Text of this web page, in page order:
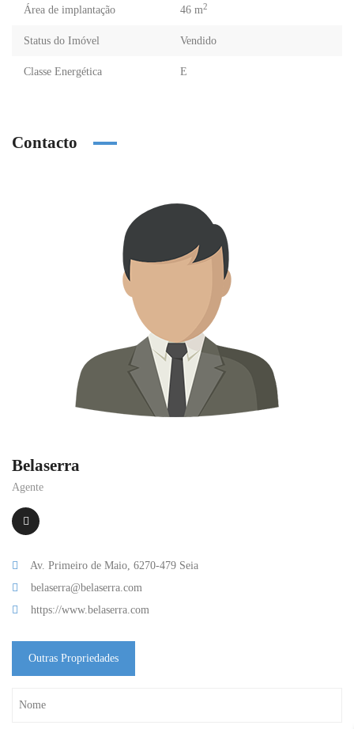
Área de implantação 46 m2
Status do Imóvel Vendido
Classe Energética E
Contacto
Belaserra
Agente
Av. Primeiro de Maio, 6270-479 Seia
belaserra@belaserra.com
https://www.belaserra.com
Outras Propriedades